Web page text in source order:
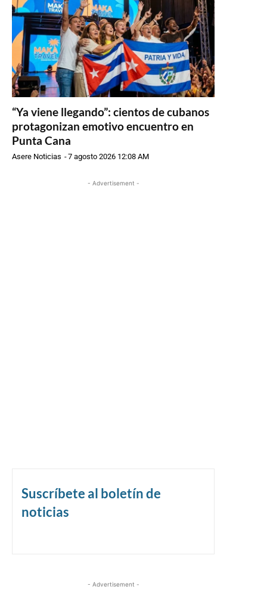
“Ya viene llegando”: cientos de cubanos
protagonizan emotivo encuentro en
Punta Cana
Asere Noticias -7 agosto 2026 12:08 AM
- Advertisement -
Suscríbete al boletín de
noticias
- Advertisement -